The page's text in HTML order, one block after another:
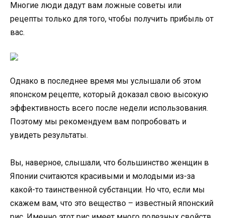
Многие люди дадут вам ложные советы или
рецепты только для того, чтобы получить прибыль от
вас.
Однако в последнее время мы услышали об этом
японском рецепте, который доказал свою высокую
эффективность всего после недели использования.
Поэтому мы рекомендуем вам попробовать и
увидеть результаты.
Вы, наверное, слышали, что большинство женщин в
Японии считаются красивыми и молодыми из-за
какой-то таинственной субстанции. Но что, если мы
скажем вам, что это вещество – известный японский